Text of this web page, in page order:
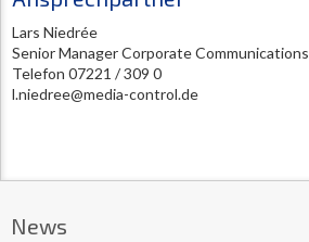
Lars Niedrée
Senior Manager Corporate Communications
Telefon 07221 / 309 0
l.niedree@media-control.de
News